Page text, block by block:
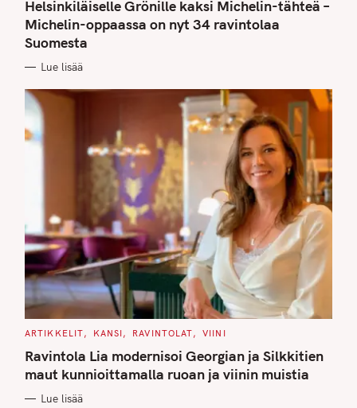
E
G
O
R
I
S
Helsinkiläiselle Grönille kaksi Michelin-tähteä –
Michelin-oppaassa on nyt 34 ravintolaa
Suomesta
Lue lisää
C
T
E
G
O
I
ARTIKKELIT KANSI RAVINTOLAT VIINI
Ravintola Lia modernisoi Georgian ja Silkkitien
maut kunnioittamalla ruoan ja viinin muistia
Lue lisää